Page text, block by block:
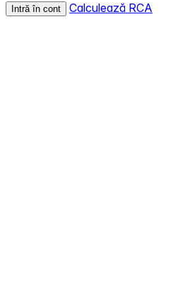
Intră în cont Calculează RCA